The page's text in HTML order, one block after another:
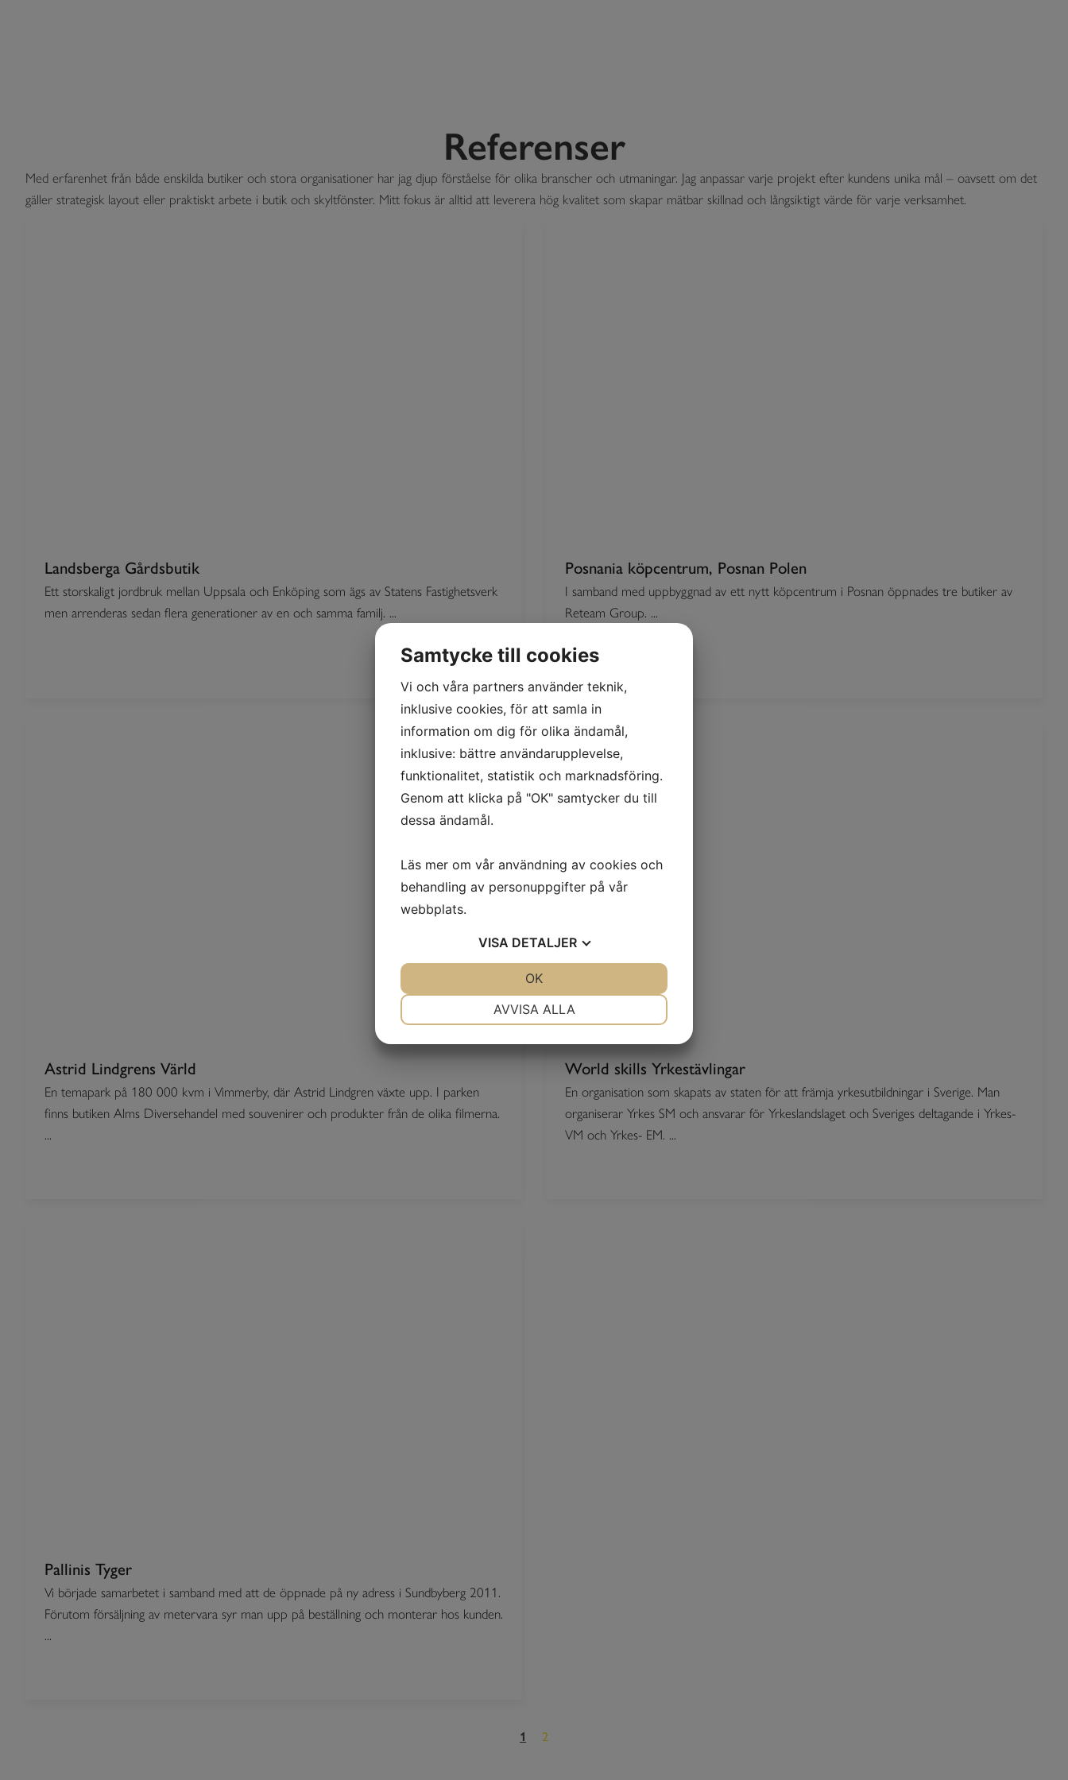
Referenser
Med erfarenhet från både enskilda butiker och stora organisationer har jag djup förståelse för olika branscher och utmaningar. Jag anpassar varje projekt efter kundens unika mål – oavsett om det
gäller strategisk layout eller praktiskt arbete i butik och skyltfönster. Mitt fokus är alltid att leverera hög kvalitet som skapar mätbar skillnad och långsiktigt värde för varje verksamhet.
Landsberga Gårdsbutik
Ett storskaligt jordbruk mellan Uppsala och Enköping som ägs av Statens Fastighetsverk
men arrenderas sedan flera generationer av en och samma familj. ...
Posnania köpcentrum, Posnan Polen
I samband med uppbyggnad av ett nytt köpcentrum i Posnan öppnades tre butiker av
Reteam Group. ...
Astrid Lindgrens Värld
En temapark på 180 000 kvm i Vimmerby, där Astrid Lindgren växte upp. I parken
finns butiken Alms Diversehandel med souvenirer och produkter från de olika filmerna.
...
World skills Yrkestävlingar
En organisation som skapats av staten för att främja yrkesutbildningar i Sverige. Man
organiserar Yrkes SM och ansvarar för Yrkeslandslaget och Sveriges deltagande i Yrkes-
VM och Yrkes- EM. ...
Pallinis Tyger
Vi började samarbetet i samband med att de öppnade på ny adress i Sundbyberg 2011.
Förutom försäljning av metervara syr man upp på beställning och monterar hos kunden.
...
1 2
Samtycke till cookies
Vi och våra partners använder teknik,
inklusive cookies, för att samla in
information om dig för olika ändamål,
inklusive: bättre användarupplevelse,
funktionalitet, statistik och marknadsföring.
Genom att klicka på "OK" samtycker du till
dessa ändamål.
Läs mer om vår användning av cookies och
behandling av personuppgifter på vår
webbplats.
VISA DETALJER
AVVISA ALLA
OK